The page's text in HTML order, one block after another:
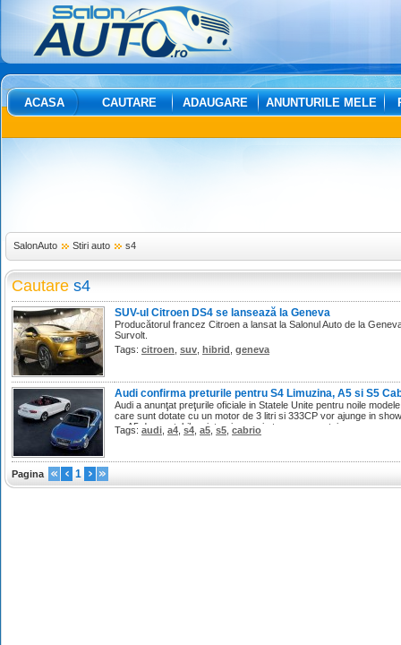
ACASA CAUTARE ADAUGARE ANUNTURILE MELE
SalonAuto Stiri auto s4
Cautare s4
SUV-ul Citroen DS4 se lansează la Geneva
Producătorul francez Citroen a lansat la Salonul Auto de la
Survolt.
Tags: citroen suv hibrid geneva
Audi confirma preturile pentru S4 Limuzina, A5 si S5
Audi a anunţat preţurile oficiale in Statele Unite pentru noile
care sunt dotate cu un motor de 3 litri si 333CP vor ajunge in
ce A5 decapotabil va intregi gama in toamna acestui an.
Tags: audi a4 s4 a5 s5 cabrio
Pagina 1